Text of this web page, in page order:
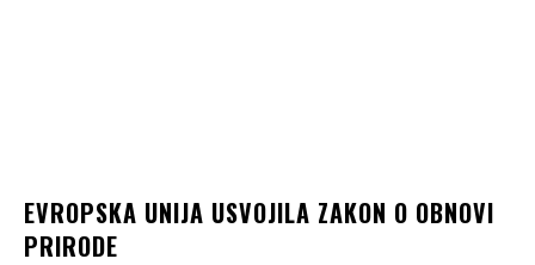
EVROPSKA UNIJA USVOJILA ZAKON O OBNOVI
PRIRODE